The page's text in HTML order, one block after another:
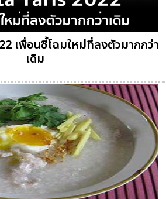
เพื่อนซี้โฉมใหม่ที่ลงตัวมากกว่า
เดิม